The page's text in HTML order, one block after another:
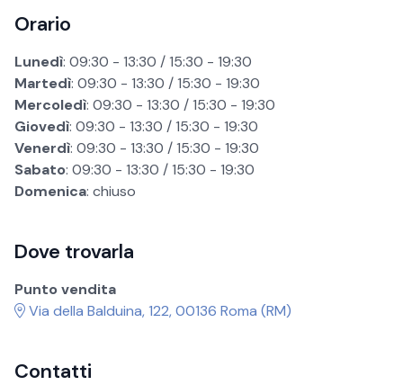
Orario
Lunedì: 09:30 - 13:30 / 15:30 - 19:30
Martedì: 09:30 - 13:30 / 15:30 - 19:30
Mercoledì: 09:30 - 13:30 / 15:30 - 19:30
Giovedì: 09:30 - 13:30 / 15:30 - 19:30
Venerdì: 09:30 - 13:30 / 15:30 - 19:30
Sabato: 09:30 - 13:30 / 15:30 - 19:30
Domenica: chiuso
Dove trovarla
Punto vendita
Via della Balduina, 122, 00136 Roma (RM)
Contatti